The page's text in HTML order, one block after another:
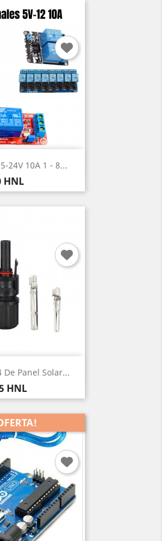
24V 10A 1 - 8...
HNL
rápida
De Panel Solar...
HNL
rápida